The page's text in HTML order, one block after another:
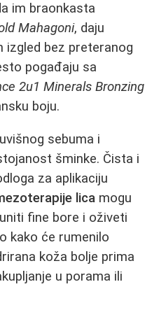
im braonkasta
Mahagoni, daju
izgled bez preteranog
pogađaju sa
2u1 Minerals Bronzing
boju.
sebuma i
šminke. Čista i
za aplikaciju
lica mogu
fine bore i oživeti
kako će rumenilo
koža bolje prima
u porama ili